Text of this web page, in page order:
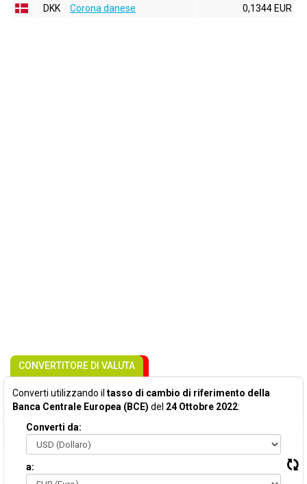
DKK
Corona danese 0,1344 EUR
CONVERTITORE DI VALUTA
Converti utilizzando il tasso di cambio di riferimento della
Banca Centrale Europea (BCE) del 24 Ottobre 2022:
Converti da:
a: